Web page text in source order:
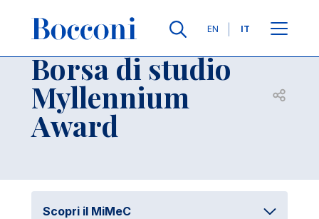
Lingue
EN IT
Briciole di pane
Borsa di studio
Myllennium
Award
Apri
Scopri il MiMeC